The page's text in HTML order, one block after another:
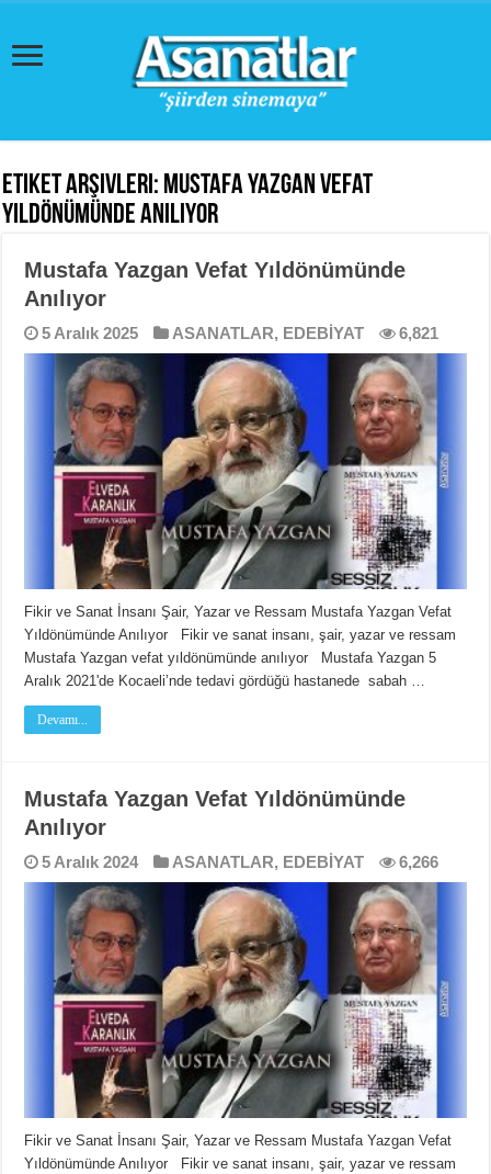
Etiket Arşivleri: Mustafa Yazgan Vefat
Yıldönümünde Anılıyor
Mustafa Yazgan Vefat Yıldönümünde
Anılıyor
5 Aralık 2025 ASANATLAR, EDEBİYAT 6,821
Fikir ve Sanat İnsanı Şair, Yazar ve Ressam Mustafa Yazgan Vefat
Yıldönümünde Anılıyor Fikir ve sanat insanı, şair, yazar ve ressam
Mustafa Yazgan vefat yıldönümünde anılıyor Mustafa Yazgan 5
Aralık 2021'de Kocaeli’nde tedavi gördüğü hastanede sabah …
Devamı...
Mustafa Yazgan Vefat Yıldönümünde
Anılıyor
5 Aralık 2024 ASANATLAR, EDEBİYAT 6,266
Fikir ve Sanat İnsanı Şair, Yazar ve Ressam Mustafa Yazgan Vefat
Yıldönümünde Anılıyor Fikir ve sanat insanı, şair, yazar ve ressam